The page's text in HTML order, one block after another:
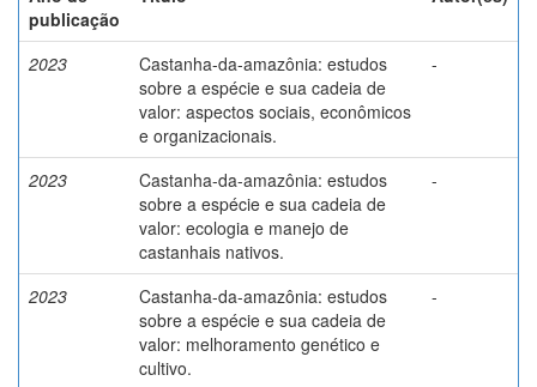
publicação
2023
Castanha-da-amazônia: estudos
sobre a espécie e sua cadeia de
valor: aspectos sociais, econômicos
e organizacionais.
-
2023
Castanha-da-amazônia: estudos
sobre a espécie e sua cadeia de
valor: ecologia e manejo de
castanhais nativos.
-
2023
Castanha-da-amazônia: estudos
sobre a espécie e sua cadeia de
valor: melhoramento genético e
cultivo.
-